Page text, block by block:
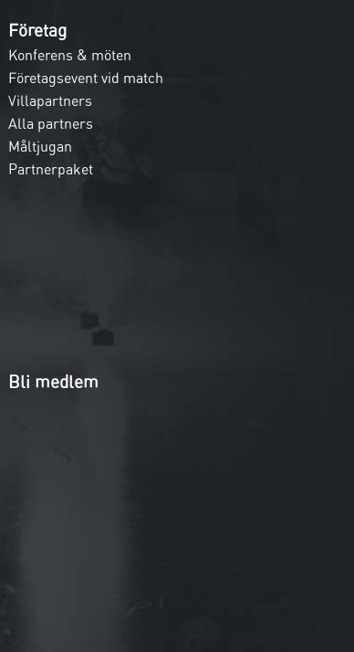
Företag
Konferens & möten
Företagsevent vid match
Villapartners
Alla partners
Måltjugan
Partnerpaket
Bli medlem